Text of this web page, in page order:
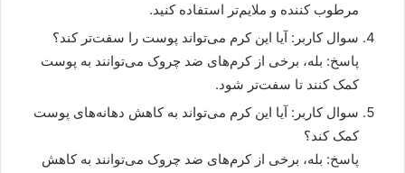
مرطوب کننده و ملایم‌تر استفاده کنید.
سوال کاربر: آیا این کرم می‌تواند پوست را سفت‌تر کند؟
پاسخ: بله، برخی از کرم‌های ضد چروک می‌توانند به پوست
کمک کنند تا سفت‌تر شود.
سوال کاربر: آیا این کرم می‌تواند به کاهش دهانه‌های پوست
کمک کند؟
پاسخ: بله، برخی از کرم‌های ضد چروک می‌توانند به کاهش